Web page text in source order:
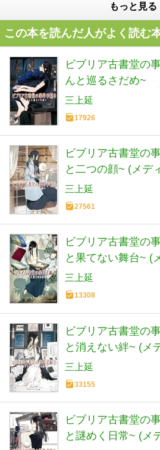
もっと見る
この本を読んだ人がよく読む
ビブリア古書堂の
んと巡るさだめ~
三上延
17926
ビブリア古書堂の
と二つの顔~ (メデ
三上延
27561
ビブリア古書堂の
と果てない舞台~ (
庫)
三上延
13308
ビブリア古書堂の
と消えない絆~ (メ
三上延
33155
ビブリア古書堂の
と謎めく日常~ (メ